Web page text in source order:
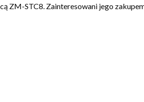
ZM-STC8. Zainteresowani jego